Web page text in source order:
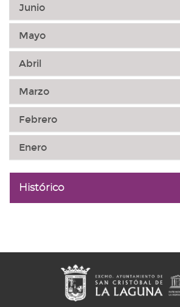
Junio
Mayo
Abril
Marzo
Febrero
Enero
Histórico